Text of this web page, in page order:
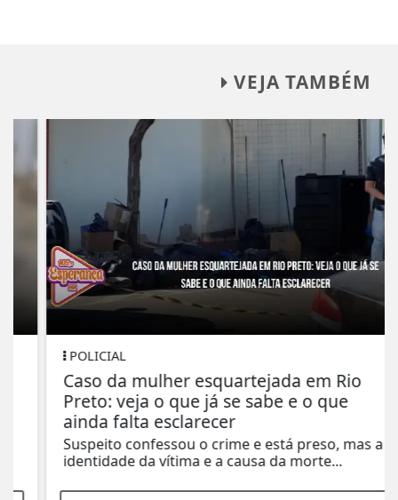
VEJA TAMBÉM
POLICIAL
Caso da mulher esquartejada em Rio
Preto: veja o que já se sabe e o que
ainda falta esclarecer
Suspeito confessou o crime e está preso, mas a
identidade da vítima e a causa da morte...